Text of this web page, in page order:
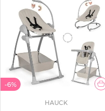
-6%
HAUCK